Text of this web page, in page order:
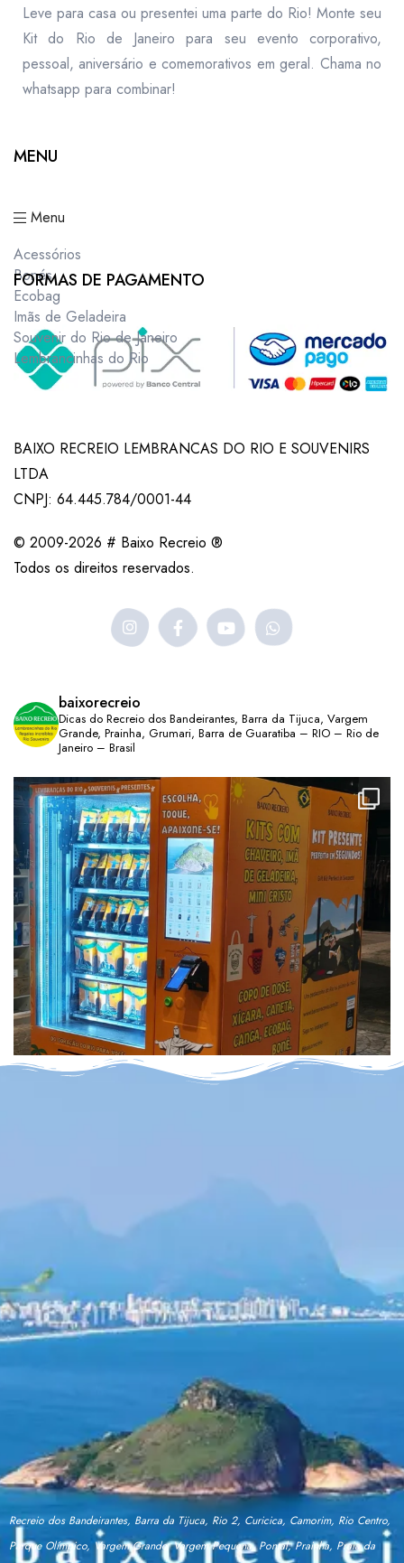
Leve para casa ou presentei uma parte do Rio! Monte seu
Kit do Rio de Janeiro para seu evento corporativo,
pessoal, aniversário e comemorativos em geral. Chama no
whatsapp para combinar!
MENU
Menu
Acessórios
Bonés
Ecobag
Imãs de Geladeira
Souvenir do Rio de Janeiro
Lembrancinhas do Rio
FORMAS DE PAGAMENTO
BAIXO RECREIO LEMBRANCAS DO RIO E SOUVENIRS
LTDA
CNPJ: 64.445.784/0001-44
© 2009-2026 # Baixo Recreio ®
Todos os direitos reservados.
baixorecreio
Dicas do Recreio dos Bandeirantes, Barra da Tijuca, Vargem
Grande, Prainha, Grumari, Barra de Guaratiba – RIO – Rio de
Janeiro – Brasil
Recreio dos Bandeirantes, Barra da Tijuca, Rio 2, Curicica, Camorim, Rio Centro,
Parque Olímpico, Vargem Grande, Vargem Pequena, Pontal, Prainha, Praia da